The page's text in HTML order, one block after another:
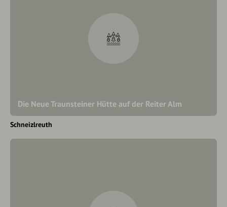
Die Neue Traunsteiner Hütte auf der Reiter Alm
Schneizlreuth